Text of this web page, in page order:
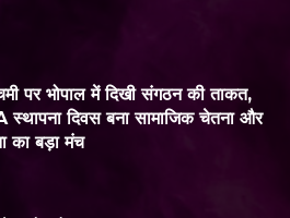
पर भोपाल में दिखी संगठन की ताकत,
स्थापना दिवस बना सामाजिक चेतना और
का बड़ा मंच